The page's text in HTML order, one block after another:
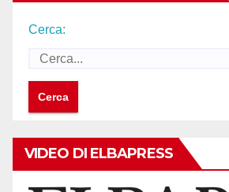
Cerca:
VIDEO DI ELBAPRESS